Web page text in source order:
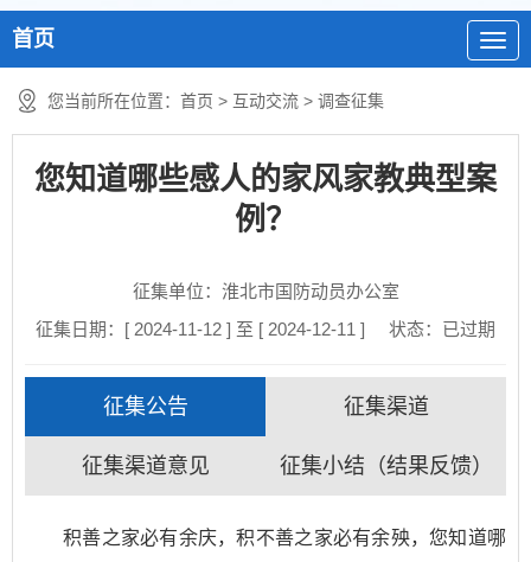
首页
您当前所在位置： 首页 > 互动交流 > 调查征集
您知道哪些感人的家风家教典型案
例？
征集单位：淮北市国防动员办公室
征集日期：[ 2024-11-12 ] 至 [ 2024-12-11 ]
状态： 已过期
征集公告 征集渠道
征集渠道意见 征集小结（结果反馈）
积善之家必有余庆，积不善之家必有余殃，您知道哪